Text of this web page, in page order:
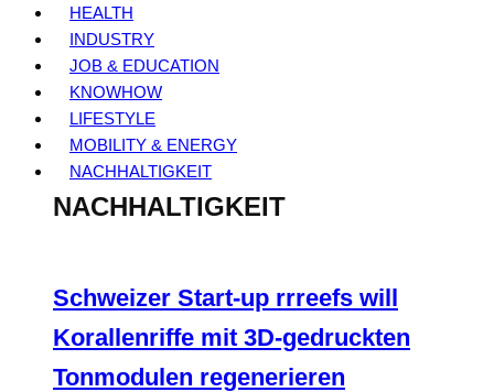
HEALTH
INDUSTRY
JOB & EDUCATION
KNOWHOW
LIFESTYLE
MOBILITY & ENERGY
NACHHALTIGKEIT
NACHHALTIGKEIT
Schweizer Start-up rrreefs will
Korallenriffe mit 3D-gedruckten
Tonmodulen regenerieren